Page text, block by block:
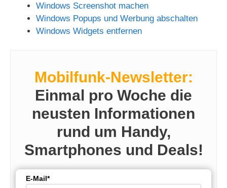
Windows Screenshot machen
Windows Popups und Werbung abschalten
Windows Widgets entfernen
Mobilfunk-Newsletter:
Einmal pro Woche die
neusten Informationen
rund um Handy,
Smartphones und Deals!
E-Mail*